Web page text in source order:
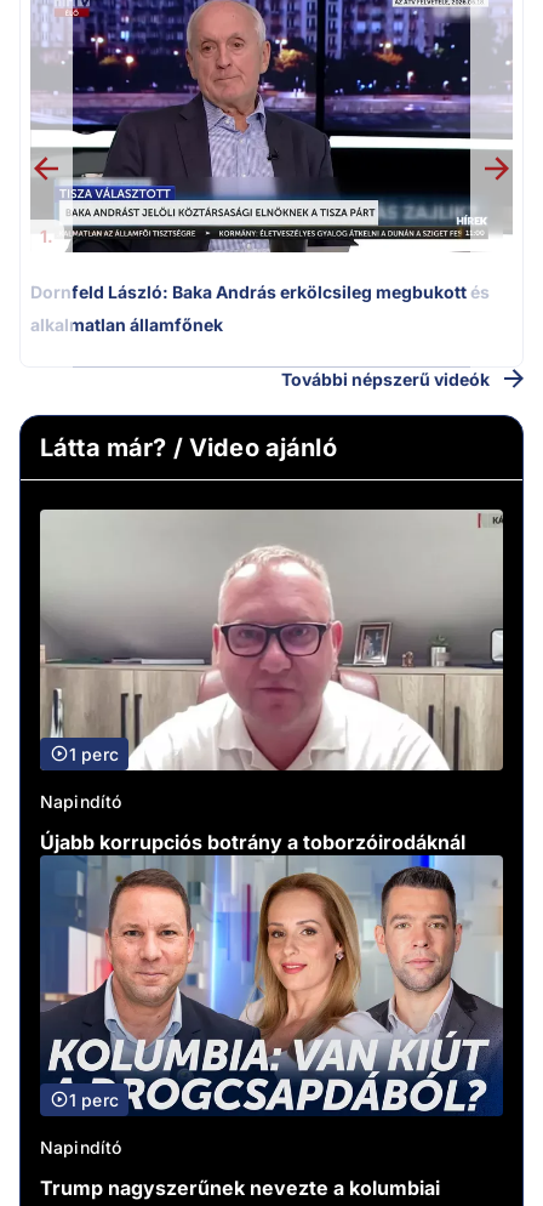
1.
Dornfeld László: Baka András erkölcsileg megbukott és
alkalmatlan államfőnek
További népszerű videók
Látta már? / Video ajánló
1 perc
Napindító
Újabb korrupciós botrány a toborzóirodáknál
1 perc
Napindító
Trump nagyszerűnek nevezte a kolumbiai